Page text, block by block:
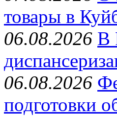
товары в
06.08.2026 В
06.08.2026
подготовки